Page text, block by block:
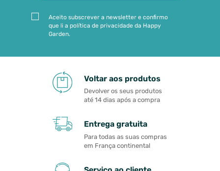
Aceito subscrever a newsletter e confirmo
que li a política de privacidade da Happy
Garden.
Voltar aos produtos
Devolver os seus produtos
até 14 dias após a compra
Entrega gratuita
Para todas as suas compras
em França continental